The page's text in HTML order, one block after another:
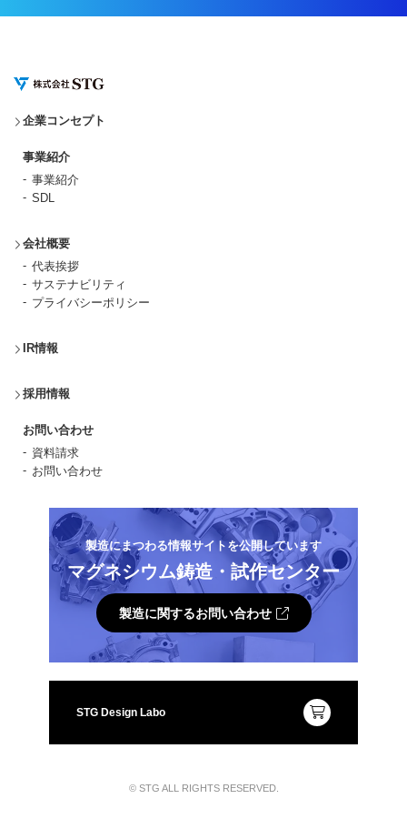
企業コンセプト
事業紹介
事業紹介
SDL
会社概要
代表挨拶
サステナビリティ
プライバシーポリシー
IR情報
採用情報
お問い合わせ
資料請求
お問い合わせ
製造にまつわる情報サイトを公開しています
マグネシウム鋳造・試作センター
製造に関するお問い合わせ
STG Design Labo
© STG ALL RIGHTS RESERVED.